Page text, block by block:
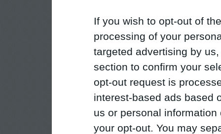
If you wish to opt-out of
processing of your
targeted advertising by
section to confirm your
opt-out request is
interest-based ads based
us or personal
your opt-out. You may